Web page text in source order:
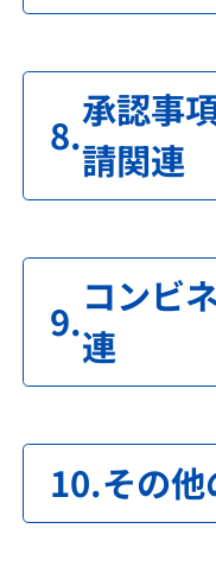
承認事
請関連
コンビ
連
その